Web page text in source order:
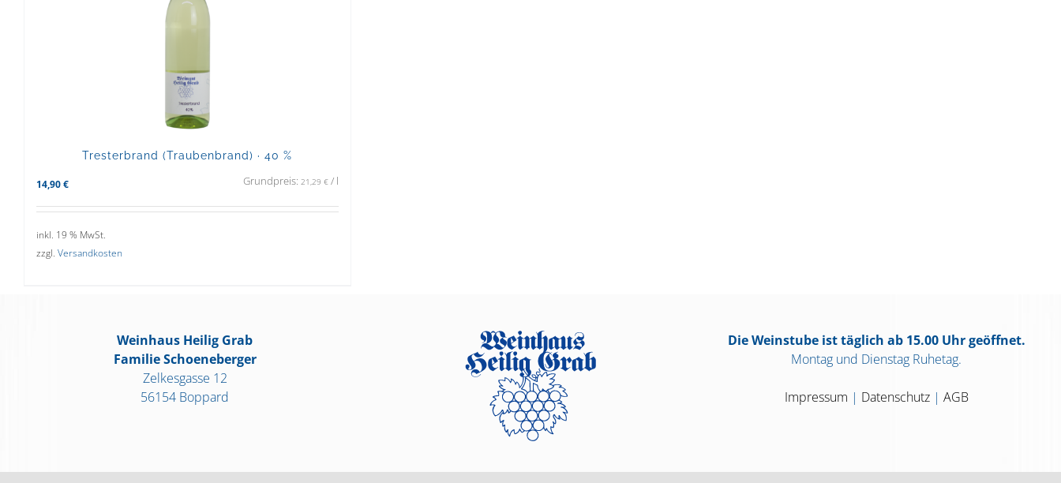
Tresterbrand (Traubenbrand) · 40 %
14,90 € Grundpreis: 21,29 €/ l
inkl. 19 % MwSt.
zzgl. Versandkosten
Weinhaus Heilig Grab
Familie Schoeneberger
Zelkesgasse 12
56154 Boppard
Die Weinstube ist täglich ab 15.00 Uhr geöffnet.
Montag und Dienstag Ruhetag.
Impressum | Datenschutz| AGB